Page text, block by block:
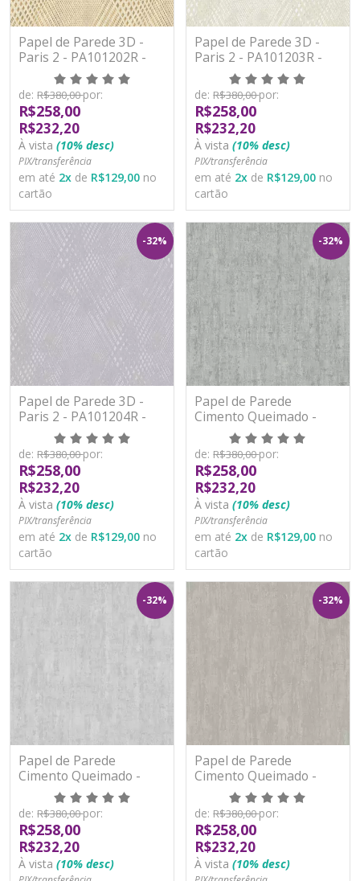
Papel de Parede 3D -
Paris 2 - PA101202R -
Vinílico - TNT
de: R$380,00por:
R$258,00
R$232,20
À vista (10% desc)
PIX/transferência
em até 2x de R$129,00 no
cartão
Papel de Parede 3D -
Paris 2 - PA101203R -
Vinílico - TNT
de: R$380,00por:
R$258,00
R$232,20
À vista (10% desc)
PIX/transferência
em até 2x de R$129,00 no
cartão
-32%
Papel de Parede 3D -
Paris 2 - PA101204R -
Vinílico - TNT
de: R$380,00por:
R$258,00
R$232,20
À vista (10% desc)
PIX/transferência
em até 2x de R$129,00 no
cartão
-32%
Papel de Parede
Cimento Queimado -
Paris 2 - PA101301R -
Vinílico - TNT
de: R$380,00por:
R$258,00
R$232,20
À vista (10% desc)
PIX/transferência
em até 2x de R$129,00 no
cartão
-32%
Papel de Parede
Cimento Queimado -
Paris 2 - PA101302R -
Vinílico - TNT
de: R$380,00por:
R$258,00
R$232,20
À vista (10% desc)
-32%
Papel de Parede
Cimento Queimado -
Paris 2 - PA101303R -
Vinílico - TNT
de: R$380,00por:
R$258,00
R$232,20
À vista (10% desc)